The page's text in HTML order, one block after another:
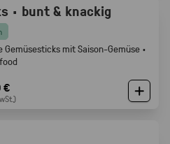
· bunt & knackig
Gemüsesticks mit Saison-Gemüse ·
€